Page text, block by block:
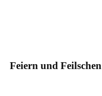
Feiern und Feilschen